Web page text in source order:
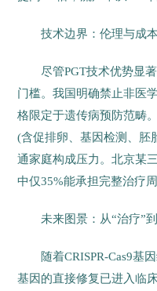
技术边界：伦理与成
尽管PGT技术优势显
门槛。我国明确禁止非医
格限定于遗传病预防范畴
(含促排卵、基因检测、胚
通家庭构成压力。北京某
中仅35%能承担完整治疗
未来图景：从“治疗”
随着CRISPR-Cas9基
基因的直接修复已进入临